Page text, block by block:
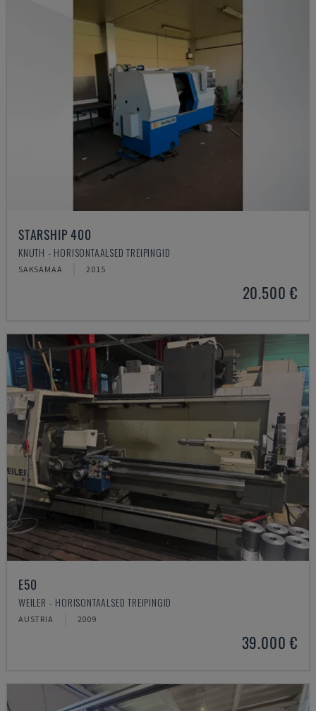
STARSHIP 400
KNUTH - HORISONTAALSED TREIPINGID
SAKSAMAA 2015
20.500 €
E50
WEILER - HORISONTAALSED TREIPINGID
AUSTRIA 2009
39.000 €